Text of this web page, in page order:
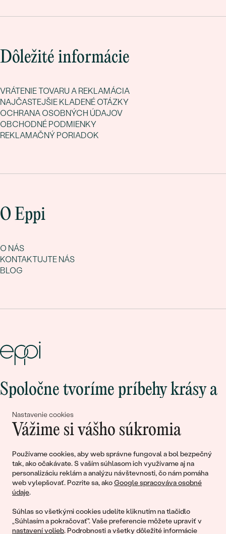
Nastavenie cookies
Vážime si vášho súkromia
Používame cookies, aby web správne fungoval a bol bezpečný
tak, ako očakávate. S vaším súhlasom ich využívame aj na
personalizáciu reklám a analýzu návštevnosti, čo nám pomáha
web vylepšovať. Pozrite sa, akoGoogle spracováva osobné
údaje.
Súhlas so všetkými cookies udelíte kliknutím na tlačidlo
„Súhlasím a pokračovať". Vaše preferencie môžete upraviť v
nastavení volieb. Podrobnosti a všetky dôležité informácie
Dôležité informácie
VRÁTENIE TOVARU A REKLAMÁCIA
NAJČASTEJŠIE KLADENÉ OTÁZKY
OCHRANA OSOBNÝCH ÚDAJOV
OBCHODNÉ PODMIENKY
REKLAMAČNÝ PORIADOK
O Eppi
O NÁS
KONTAKTUJTE NÁS
BLOG
Spoločne tvoríme príbehy krásy a
lásky
Pripojte sa k nám!